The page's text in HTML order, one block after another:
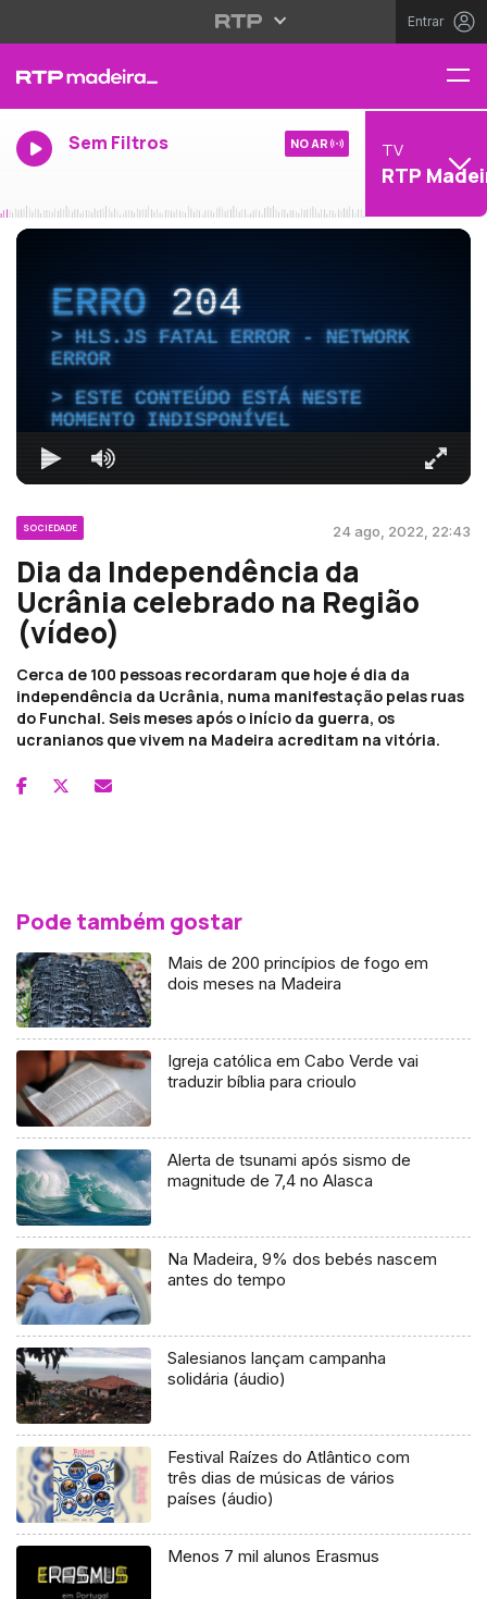
Entrar
Sem Filtros NO AR TV
RTP
ERRO204
HLS.JS FATAL ERROR - NETWORK
ERROR
ESTE CONTEÚDO ESTÁ NESTE
MOMENTO INDISPONÍVEL
SOCIEDADE 24 ago, 2022, 22:43
Dia da Independência da
Ucrânia celebrado na Região
(vídeo)
Cerca de 100 pessoas recordaram que hoje é dia da
independência da Ucrânia, numa manifestação pelas ruas
do Funchal. Seis meses após o início da guerra, os
ucranianos que vivem na Madeira acreditam na vitória.
Pode também gostar
Mais de 200 princípios de fogo em
dois meses na Madeira
Igreja católica em Cabo Verde vai
traduzir bíblia para crioulo
Alerta de tsunami após sismo de
magnitude de 7,4 no Alasca
Na Madeira, 9% dos bebés nascem
antes do tempo
Salesianos lançam campanha
solidária (áudio)
Festival Raízes do Atlântico com
três dias de músicas de vários
países (áudio)
Menos 7 mil alunos Erasmus